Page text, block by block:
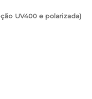
UV400 e polarizada)